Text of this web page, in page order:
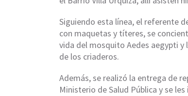
Siguiendo esta línea, el referente
con maquetas y títeres, se
vida del mosquito Aedes aegypti
de los criaderos.
Además, se realizó la entrega de
Ministerio de Salud Pública y se